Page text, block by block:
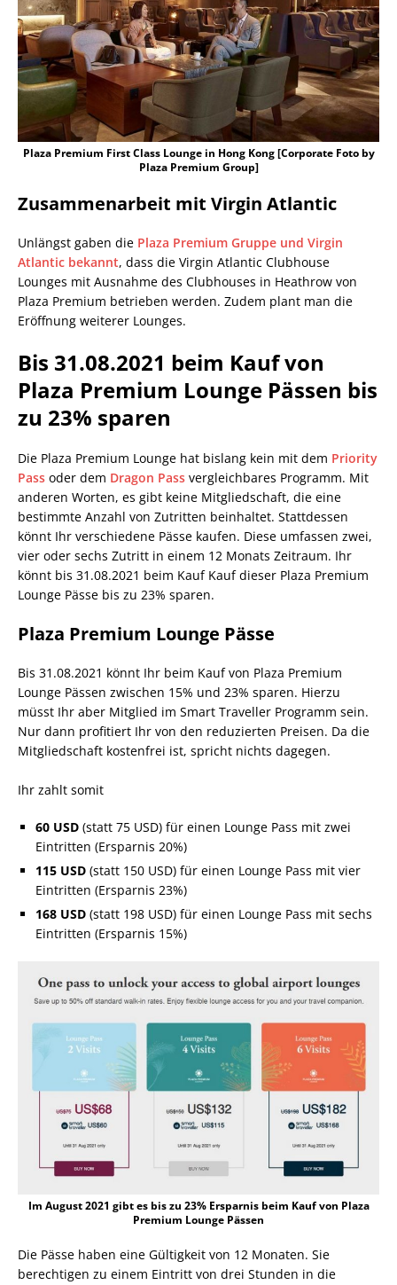
Plaza Premium First Class Lounge in Hong Kong [Corporate Foto by
Plaza Premium Group]
Zusammenarbeit mit Virgin Atlantic
Unlängst gaben die Plaza Premium Gruppe und Virgin
Atlantic bekannt, dass die Virgin Atlantic Clubhouse
Lounges mit Ausnahme des Clubhouses in Heathrow von
Plaza Premium betrieben werden. Zudem plant man die
Eröffnung weiterer Lounges.
Bis 31.08.2021 beim Kauf von
Plaza Premium Lounge Pässen bis
zu 23% sparen
Die Plaza Premium Lounge hat bislang kein mit dem Priority
Pass oder dem Dragon Pass vergleichbares Programm. Mit
anderen Worten, es gibt keine Mitgliedschaft, die eine
bestimmte Anzahl von Zutritten beinhaltet. Stattdessen
könnt Ihr verschiedene Pässe kaufen. Diese umfassen zwei,
vier oder sechs Zutritt in einem 12 Monats Zeitraum. Ihr
könnt bis 31.08.2021 beim Kauf Kauf dieser Plaza Premium
Lounge Pässe bis zu 23% sparen.
Plaza Premium Lounge Pässe
Bis 31.08.2021 könnt Ihr beim Kauf von Plaza Premium
Lounge Pässen zwischen 15% und 23% sparen. Hierzu
müsst Ihr aber Mitglied im Smart Traveller Programm sein.
Nur dann profitiert Ihr von den reduzierten Preisen. Da die
Mitgliedschaft kostenfrei ist, spricht nichts dagegen.
Ihr zahlt somit
60 USD (statt 75 USD) für einen Lounge Pass mit zwei
Eintritten (Ersparnis 20%)
115 USD (statt 150 USD) für einen Lounge Pass mit vier
Eintritten (Ersparnis 23%)
168 USD (statt 198 USD) für einen Lounge Pass mit sechs
Eintritten (Ersparnis 15%)
Im August 2021 gibt es bis zu 23% Ersparnis beim Kauf von Plaza
Premium Lounge Pässen
Die Pässe haben eine Gültigkeit von 12 Monaten. Sie
berechtigen zu einem Eintritt von drei Stunden in die